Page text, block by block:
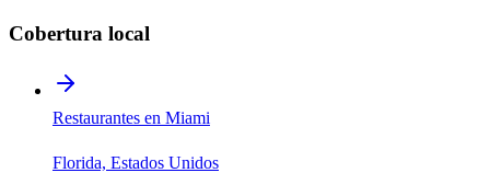
Cobertura local
Restaurantes en Miami
Florida, Estados Unidos